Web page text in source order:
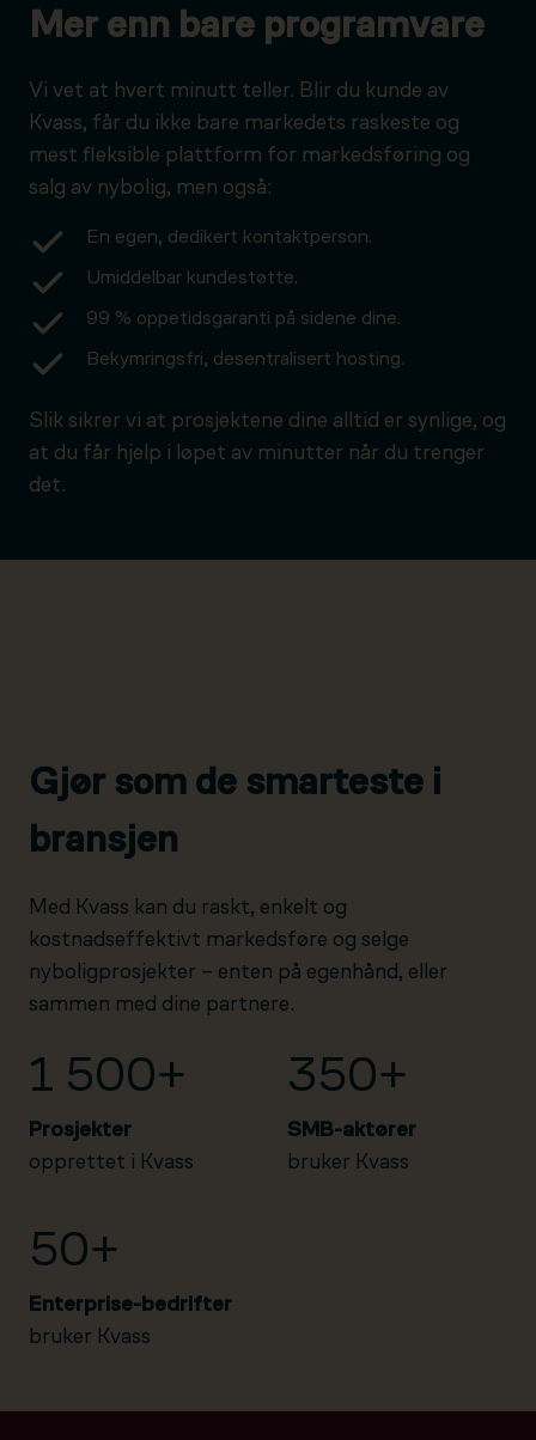
Mer enn bare programvare
Vi vet at hvert minutt teller. Blir du kunde av
Kvass, får du ikke bare markedets raskeste og
mest fleksible plattform for markedsføring og
salg av nybolig, men også:
En egen, dedikert kontaktperson.
Umiddelbar kundestøtte.
99 % oppetidsgaranti på sidene dine.
Bekymringsfri, desentralisert hosting.
Slik sikrer vi at prosjektene dine alltid er synlige, og
at du får hjelp i løpet av minutter når du trenger
det.
Gjør som de smarteste i
bransjen
Med Kvass kan du raskt, enkelt og
kostnadseffektivt markedsføre og selge
nyboligprosjekter – enten på egenhånd, eller
sammen med dine partnere.
1 500+
Prosjekter
opprettet i Kvass
350+
SMB-aktører
bruker Kvass
50+
Enterprise-bedrifter
bruker Kvass